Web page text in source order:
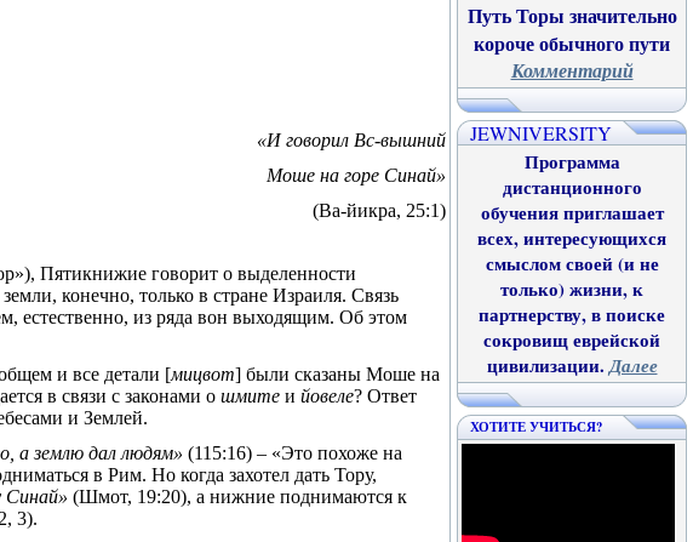
«И говорил Вс-вышний
Моше на горе Синай»
(Ва-йикра, 25:1)
Пятикнижие говорит о выделенности
конечно, только в стране Израиля. Связь
естественно, из ряда вон выходящим. Об этом
и все детали [мицвот] были сказаны Моше на
в связи с законами о шмите и йовеле? Ответ
и Землей.
а землю дал людям» (115:16) – «Это похоже на
в Рим. Но когда захотел дать Тору,
Синай» (Шмот, 19:20), а нижние поднимаются к
3).
Путь Торы значительно
короче обычного пути
Комментарий
JEWNIVERSITY
Программа
дистанционного
обучения приглашает
всех, интересующихся
смыслом своей (и не
только) жизни, к
партнерству, в поиске
сокровищ еврейской
цивилизации.Далее
ХОТИТЕ УЧИТЬСЯ?